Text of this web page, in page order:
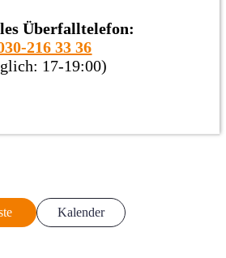
Überfalltelefon:
216 33 36
17-19:00)
Kalender